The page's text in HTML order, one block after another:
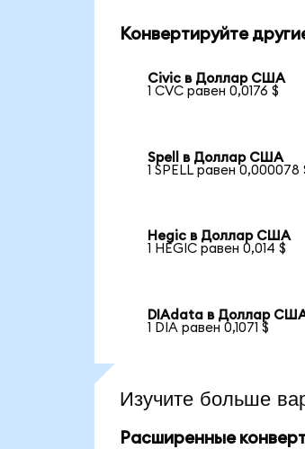
Конвертируйте
Civic в Доллар США
1 CVC равен 0,0176 $
Spell в Доллар США
1 SPELL равен 0,000078
Hegic в Доллар США
1 HEGIC равен 0,014 $
DIAdata в Доллар
1 DIA равен 0,1071 $
Изучите больше
Расширенные